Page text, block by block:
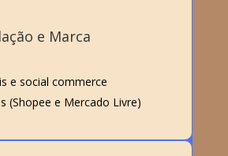
e Marca
e social commerce
(Shopee e Mercado Livre)